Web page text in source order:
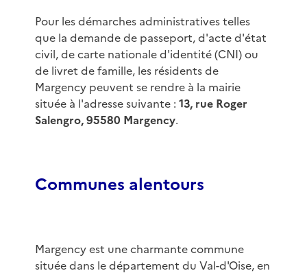
Pour les démarches administratives telles
que la demande de passeport, d'acte d'état
civil, de carte nationale d'identité (CNI) ou
de livret de famille, les résidents de
Margency peuvent se rendre à la mairie
située à l'adresse suivante : 13, rue Roger
Salengro, 95580 Margency.
Communes alentours
Margency est une charmante commune
située dans le département du Val-d'Oise, en